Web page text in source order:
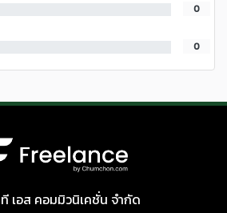
0
0
เอส คอมมิวนิเคชั่น จำกัด